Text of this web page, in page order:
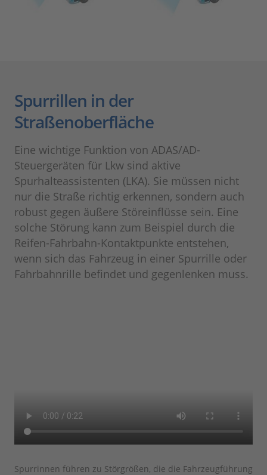
Spurrillen in der
Straßenoberfläche
Eine wichtige Funktion von ADAS/AD-
Steuergeräten für Lkw sind aktive
Spurhalteassistenten (LKA). Sie müssen nicht
nur die Straße richtig erkennen, sondern auch
robust gegen äußere Störeinflüsse sein. Eine
solche Störung kann zum Beispiel durch die
Reifen-Fahrbahn-Kontaktpunkte entstehen,
wenn sich das Fahrzeug in einer Spurrille oder
Fahrbahnrille befindet und gegenlenken muss.
Spurrinnen führen zu Störgrößen, die die Fahrzeugführung